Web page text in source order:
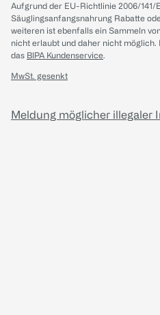
Aufgrund der EU-Richtlinie 2006/141/
Säuglingsanfangsnahrung Rabatte
weiteren ist ebenfalls ein Sammeln
nicht erlaubt und daher nicht möglich.
das BIPA Kundenservice.
MwSt. gesenkt
Meldung möglicher illegaler